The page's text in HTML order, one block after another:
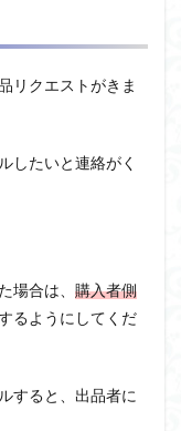
リクエストがきま
したいと連絡がく
場合は、 購入者側
るようにしてくだ
すると、出品者に